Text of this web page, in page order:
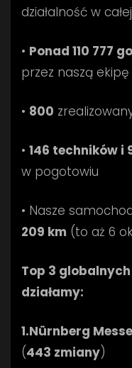
działalność w
• Ponad 110 777
przez naszą ekipę
• 800
• 146 techników i
w pogotowiu
• Nasze
209 km (to aż 6
Top 3
działamy:
1.Nürnberg Messe
(443 zmiany)